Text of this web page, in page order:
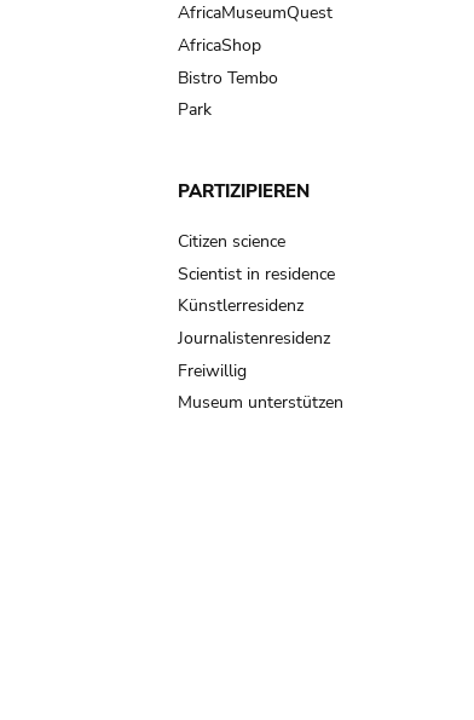
AfricaMuseumQuest
AfricaShop
Bistro Tembo
Park
PARTIZIPIEREN
Citizen science
Scientist in residence
Künstlerresidenz
Journalistenresidenz
Freiwillig
Museum unterstützen